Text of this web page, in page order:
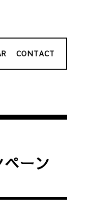
CONTACT
ーン